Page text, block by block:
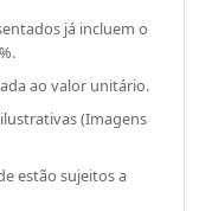
já incluem o
ao valor unitário.
(Imagens
estão sujeitos a